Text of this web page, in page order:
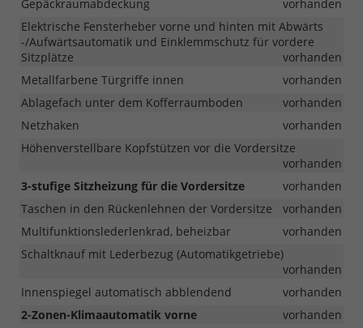
Gepäckraumabdeckung
vorhanden
Elektrische Fensterheber vorne und hinten mit Abwärts
-/Aufwärtsautomatik und Einklemmschutz für vordere
Sitzplätze
vorhanden
Metallfarbene Türgriffe innen
vorhanden
Ablagefach unter dem Kofferraumboden
vorhanden
Netzhaken
vorhanden
Höhenverstellbare Kopfstützen vor die Vordersitze
vorhanden
3-stufige Sitzheizung für die Vordersitze
vorhanden
Taschen in den Rückenlehnen der Vordersitze
vorhanden
Multifunktionslederlenkrad, beheizbar
vorhanden
Schaltknauf mit Lederbezug (Automatikgetriebe)
vorhanden
Innenspiegel automatisch abblendend
vorhanden
2-Zonen-Klimaautomatik vorne
vorhanden